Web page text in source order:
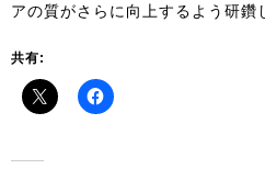
アの質がさらに向上するよう研鑽
共有: